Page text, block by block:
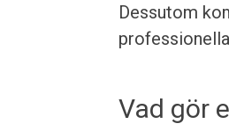
Dessutom
Vad gör